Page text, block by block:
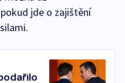
jde o zajištění